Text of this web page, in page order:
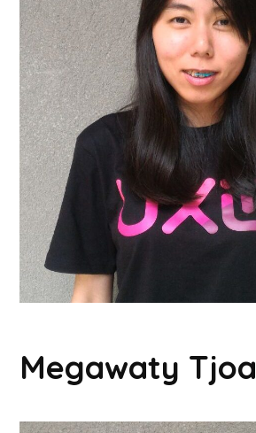
Megawaty Tjoa